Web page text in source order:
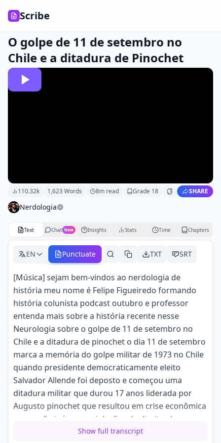
Scribe
O golpe de 11 de setembro no
Chile e a ditadura de Pinochet
110.32k 1,623Words 8m read Grade 18 SHARE
Nerdologia
Text Chat New Insights Stats Time Chapters
EN Punctuate TXT SRT
[Música] sejam bem-vindos ao nerdologia de
história meu nome é Felipe Figueiredo formando
história colunista podcast outubro e professor
entenda mais sobre a história recente nesse
Neurologia sobre o golpe de 11 de setembro no
Chile e a ditadura de pinochet o dia 11 de setembro
marca a memória do golpe militar de 1973 no Chile
quando presidente democraticamente eleito
Salvador Allende foi deposto e começou uma
ditadura militar que durou 17 anos liderada por
Augusto pinochet que resultou em crise econômica
corrupção inúmeras violações de direitos humanos
Salvador Guilherme foi eleito presidente do Chile
Show full transcript